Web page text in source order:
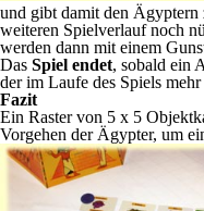
und gibt damit den Ägyptern
weiteren Spielverlauf noch
werden dann mit einem
Das Spiel endet, sobald ein
der im Laufe des Spiels
Fazit
Ein Raster von 5 x 5
Vorgehen der Ägypter, um